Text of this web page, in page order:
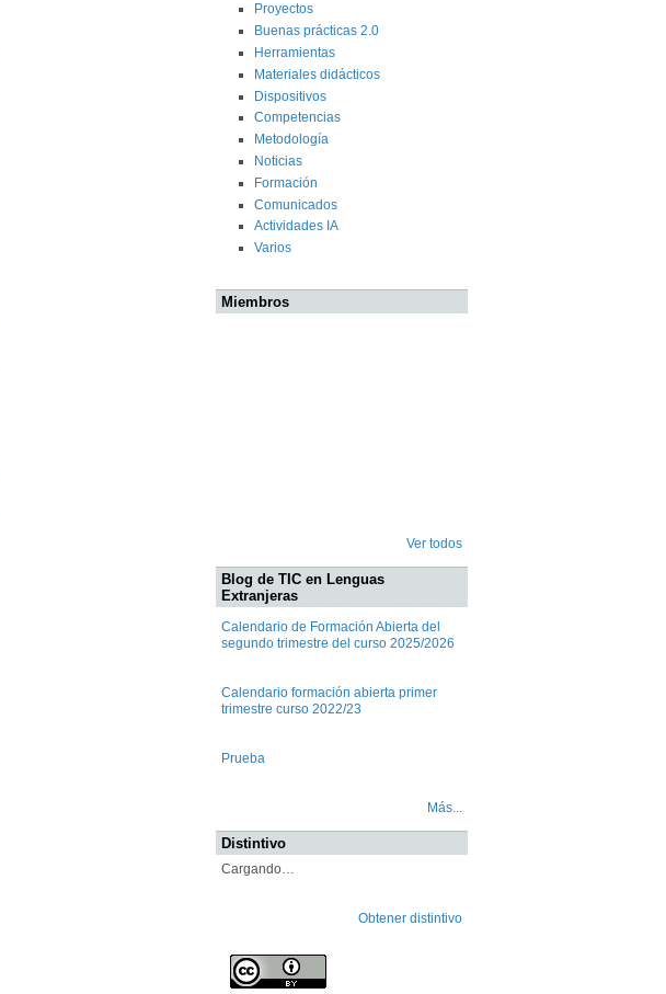
Proyectos
Buenas prácticas 2.0
Herramientas
Materiales didácticos
Dispositivos
Competencias
Metodología
Noticias
Formación
Comunicados
Actividades IA
Varios
Miembros
Ver todos
Blog de TIC en Lenguas
Extranjeras
Calendario de Formación Abierta del
segundo trimestre del curso 2025/2026
Calendario formación abierta primer
trimestre curso 2022/23
Prueba
Más...
Distintivo
Cargando…
Obtener distintivo